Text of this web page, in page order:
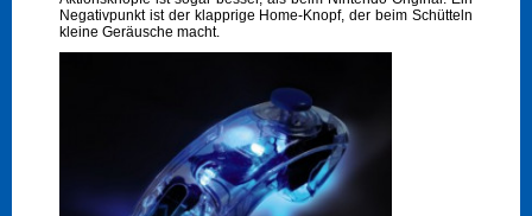
Negativpunkt ist der klapprige Home-Knopf, der beim Schütteln
kleine Geräusche macht.